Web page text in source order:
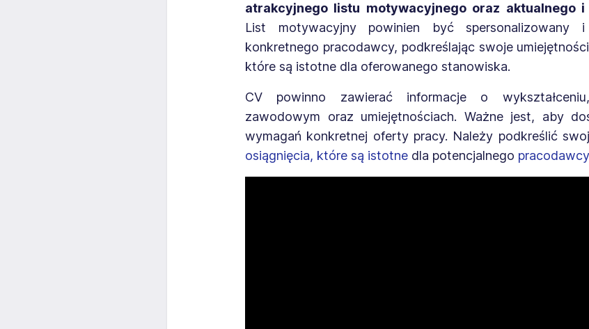
atrakcyjnego listu motywacyjnego oraz aktualnego i
List motywacyjny powinien być spersonalizowany
konkretnego pracodawcy, podkreślając swoje
które są istotne dla oferowanego stanowiska.
CV powinno zawierać informacje o
zawodowym oraz umiejętnościach. Ważne jest, aby
wymagań konkretnej oferty pracy. Należy podkreślić
osiągnięcia, które są istotne dla potencjalnego